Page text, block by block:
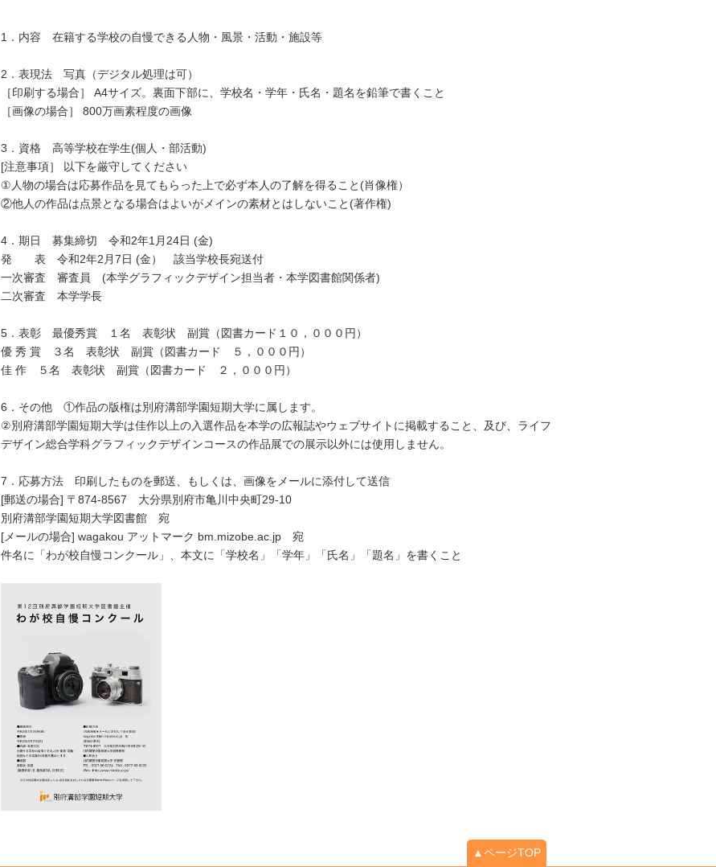
1．内容 在籍する学校の自慢できる人物・風景・活動・施設等
2．表現法 写真（デジタル処理は可）
［印刷する場合］ A4サイズ。裏面下部に、学校名・学年・氏名・題名を鉛筆で書くこと
［画像の場合］ 800万画素程度の画像
3．資格 高等学校在学生(個人・部活動)
[注意事項］ 以下を厳守してください
①人物の場合は応募作品を見てもらった上で必ず本人の了解を得ること(肖像権）
②他人の作品は点景となる場合はよいがメインの素材とはしないこと(著作権)
4．期日 募集締切 令和2年1月24日 (金)
発 表 令和2年2月7日 (金） 該当学校長宛送付
一次審査 審査員 (本学グラフィックデザイン担当者・本学図書館関係者)
二次審査 本学学長
5．表彰 最優秀賞 １名 表彰状 副賞（図書カード１０，０００円）
優 秀 賞 ３名 表彰状 副賞（図書カード ５，０００円）
佳 作 ５名 表彰状 副賞（図書カード ２，０００円）
6．その他 ①作品の版権は別府溝部学園短期大学に属します。
②別府溝部学園短期大学は佳作以上の入選作品を本学の広報誌やウェブサイトに掲載すること、及び、ライフ
デザイン総合学科グラフィックデザインコースの作品展での展示以外には使用しません。
7．応募方法 印刷したものを郵送、もしくは、画像をメールに添付して送信
[郵送の場合] 〒874-8567 大分県別府市亀川中央町29-10
別府溝部学園短期大学図書館 宛
[メールの場合] wagakou アットマーク bm.mizobe.ac.jp 宛
件名に「わが校自慢コンクール」、本文に「学校名」「学年」「氏名」「題名」を書くこと
▲ページTOP